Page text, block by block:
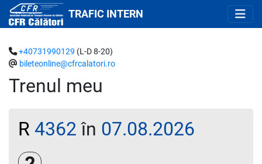
TRAFIC INTERN
Trenul meu
+40731990129 (L-D 8-20)
bileteonline@cfrcalatori.ro
R 4362 în 07.08.2026
Clasa a 2-a